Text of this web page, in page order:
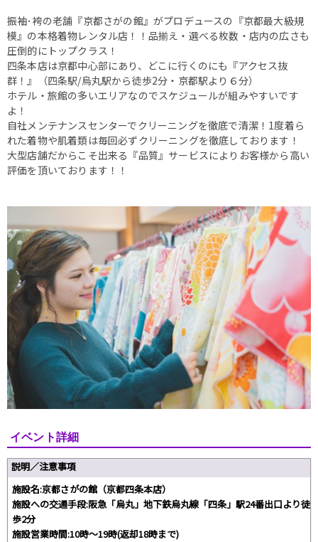
振袖･袴の老舗『京都さがの館』がプロデュースの『京都最大級規
模』の本格着物レンタル店！！品揃え・選べる枚数・店内の広さも
圧倒的にトップクラス！
四条本店は京都中心部にあり、どこに行くのにも『アクセス抜
群！』（四条駅/烏丸駅から徒歩2分・京都駅より６分）
ホテル・旅館の多いエリアなのでスケジュールが組みやすいです
よ！
自社メンテナンスセンターでクリーニングを徹底で清潔！1度着ら
れた着物や肌着類は毎回必ずクリーニングを徹底しております！
大型店舗だからこそ出来る『品質』サービスによりお客様から高い
評価を頂いております！！
イベント詳細
説明／注意事項
施設名:京都さがの館（京都四条本店）
施設への交通手段:阪急「烏丸」地下鉄烏丸線「四条」駅24番出口より徒
歩2分
施設営業時間:10時～19時(返却18時まで)